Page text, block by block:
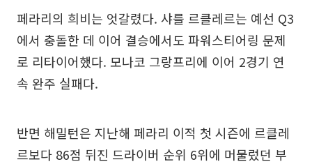
페라리의 희비는 엇갈렸다. 샤를 르클레르는 예선 Q3
에서 충돌한 데 이어 결승에서도 파워스티어링 문제
로 리타이어했다. 모나코 그랑프리에 이어 2경기 연
속 완주 실패다.
반면 해밀턴은 지난해 페라리 이적 첫 시즌에 르클레
르보다 86점 뒤진 드라이버 순위 6위에 머물렀던 부